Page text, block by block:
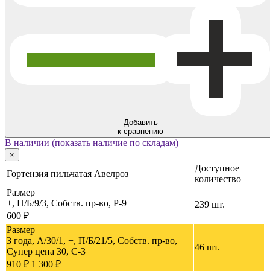
Добавить
к сравнению
В наличии (показать наличие по складам)
×
Гортензия пильчатая Авелроз
Доступное
количество
Размер
+, П/Б/9/3, Собств. пр-во, P-9
600 ₽
239 шт.
Размер
3 года, A/30/1, +, П/Б/21/5, Собств. пр-во,
Супер цена 30, C-3
910 ₽ 1 300 ₽
46 шт.